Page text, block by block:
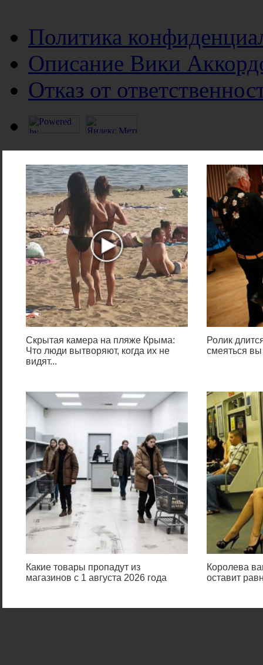
Скрытая камера на пляже Крыма:
Что люди вытворяют, когда их не
видят...
Ролик
смеяться вы
Какие товары пропадут из
магазинов с 1 августа 2026 года
Королева
оставит
Политика
Описание Вики
Отказ от